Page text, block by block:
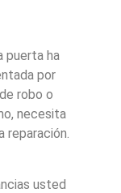
puerta ha
por
robo o
necesita
reparación.
usted